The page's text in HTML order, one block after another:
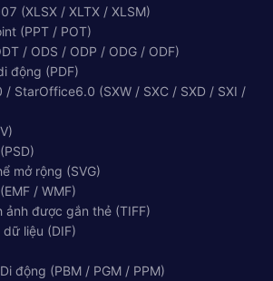
(XLSX / XLTX / XLSM)
(PPT / POT)
/ ODS / ODP / ODG / ODF)
động (PDF)
StarOffice6.0 (SXW / SXC / SXD / SXI /
mở rộng (SVG)
/ WMF)
được gắn thẻ (TIFF)
liệu (DIF)
động (PBM / PGM / PPM)